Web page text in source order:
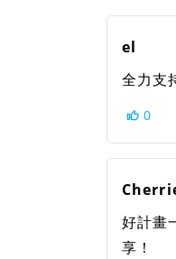
el
全力支
0
好計畫
享！